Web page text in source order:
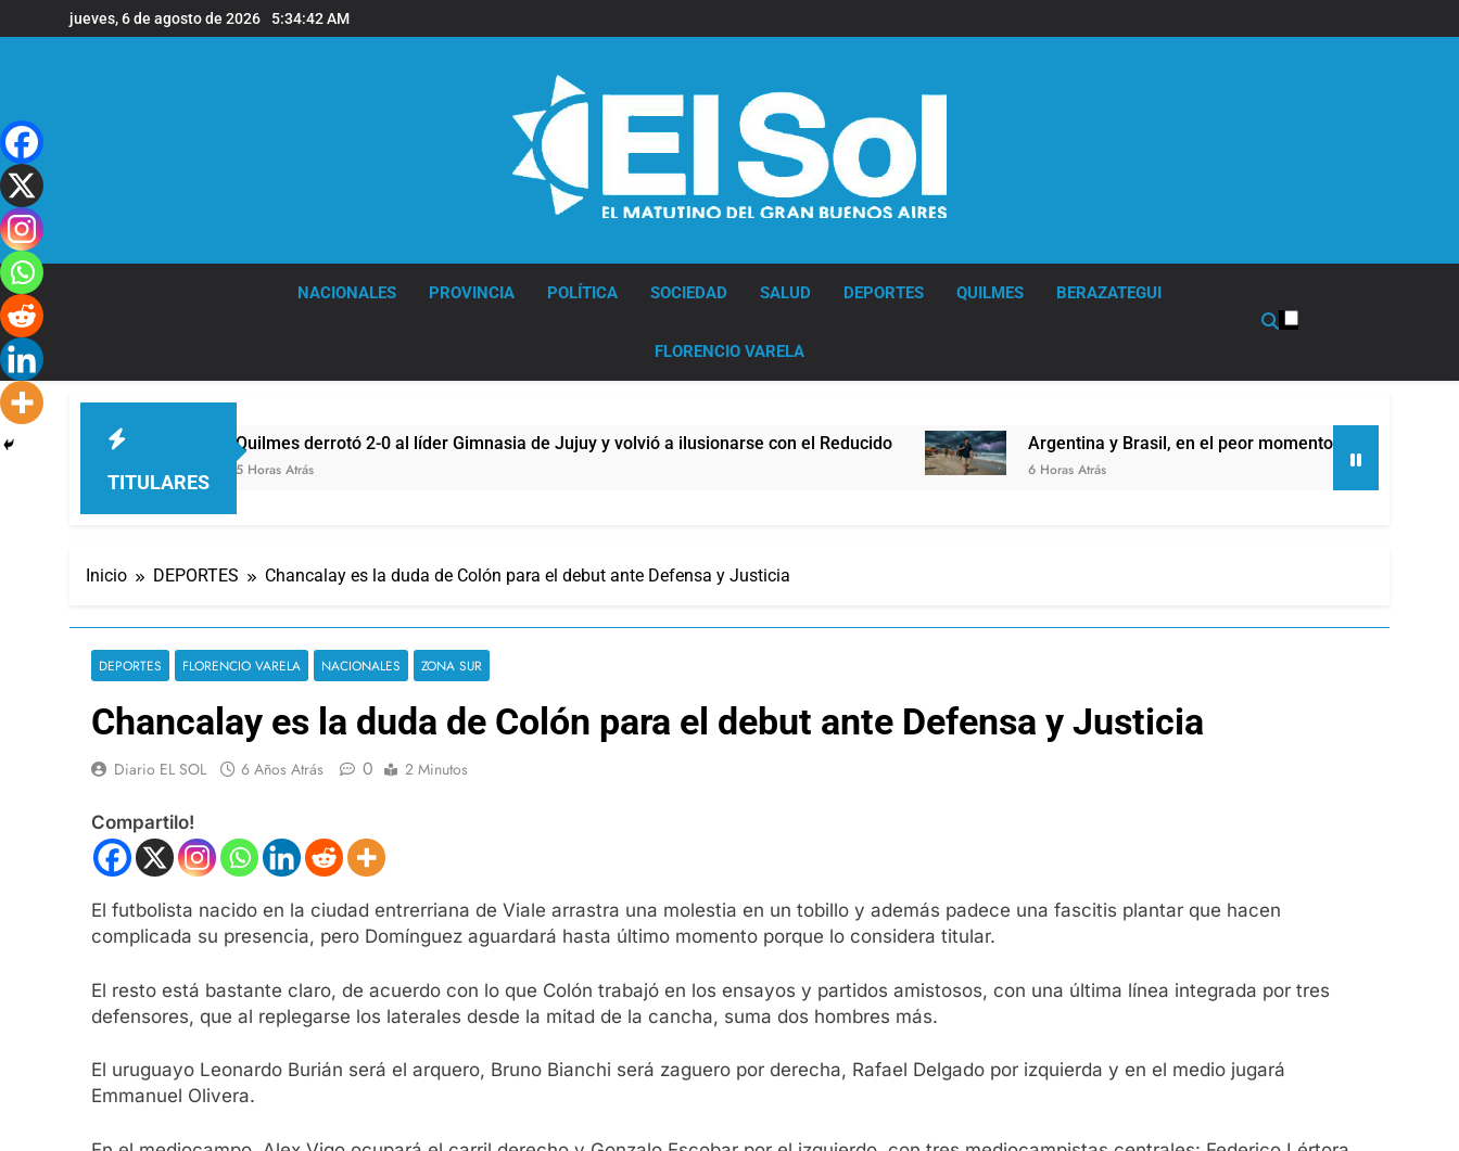
al
jueves, 6 de agosto de 2026 5:34:42 AM
NACIONALES PROVINCIA POLÍTICA SOCIEDAD SALUD DEPORTES QUILMES BERAZATEGUI
FLORENCIO VARELA
TITULARES
Quilmes derrotó 2-0 al líder Gimnasia de Jujuy y volvió a ilusionarse con el Reducido
5 Horas Atrás
Argentina y Brasil, en el peor momento de su relación
6 Horas Atrás
Inicio DEPORTES Chancalay es la duda de Colón para el debut ante Defensa y Justicia
DEPORTES FLORENCIO VARELA NACIONALES ZONA SUR
Chancalay es la duda de Colón para el debut ante Defensa y Justicia
Diario EL SOL 6 Años Atrás 0 2 Minutos
Compartilo!
El futbolista nacido en la ciudad entrerriana de Viale arrastra una molestia en un tobillo y además padece una fascitis plantar que hacen
complicada su presencia, pero Domínguez aguardará hasta último momento porque lo considera titular.
El resto está bastante claro, de acuerdo con lo que Colón trabajó en los ensayos y partidos amistosos, con una última línea integrada por tres
defensores, que al replegarse los laterales desde la mitad de la cancha, suma dos hombres más.
El uruguayo Leonardo Burián será el arquero, Bruno Bianchi será zaguero por derecha, Rafael Delgado por izquierda y en el medio jugará
Emmanuel Olivera.